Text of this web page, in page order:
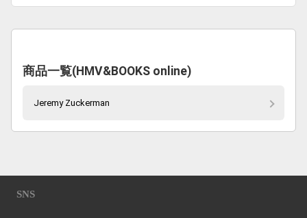
商品一覧(HMV&BOOKS online)
Jeremy Zuckerman
SNS